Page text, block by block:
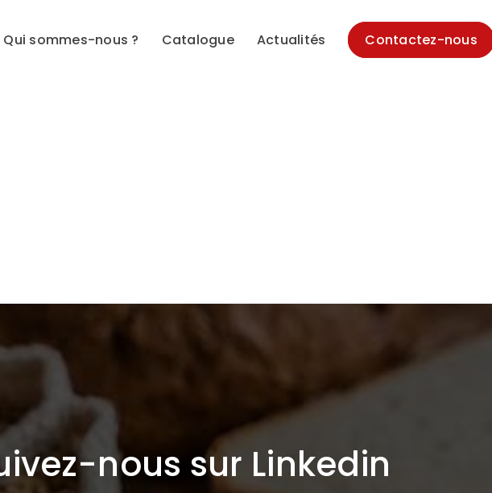
Qui sommes-nous ? Catalogue Actualités Contactez-nous
nous sur Linkedin